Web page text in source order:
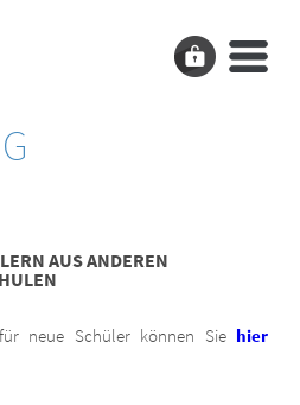
AUS ANDEREN
neue Schüler können Sie hier